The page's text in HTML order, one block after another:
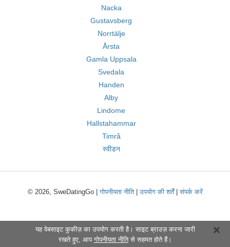
Nacka
Gustavsberg
Norrtälje
Årsta
Gamla Uppsala
Svedala
Handen
Alby
Lindome
Hallstahammar
Timrå
स्वीडन
© 2026, SweDatingGo |गोपनीयता नीति|उपयोग की शर्तें|संपर्क करें
यह वेबसाइट कुकीज़ का उपयोग करती है। साइट ब्राउज़ करना जारी
रखते हुए, आप गोपनीयता नीतिसे सहमत होते हैं।